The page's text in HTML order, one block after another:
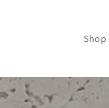
Shop